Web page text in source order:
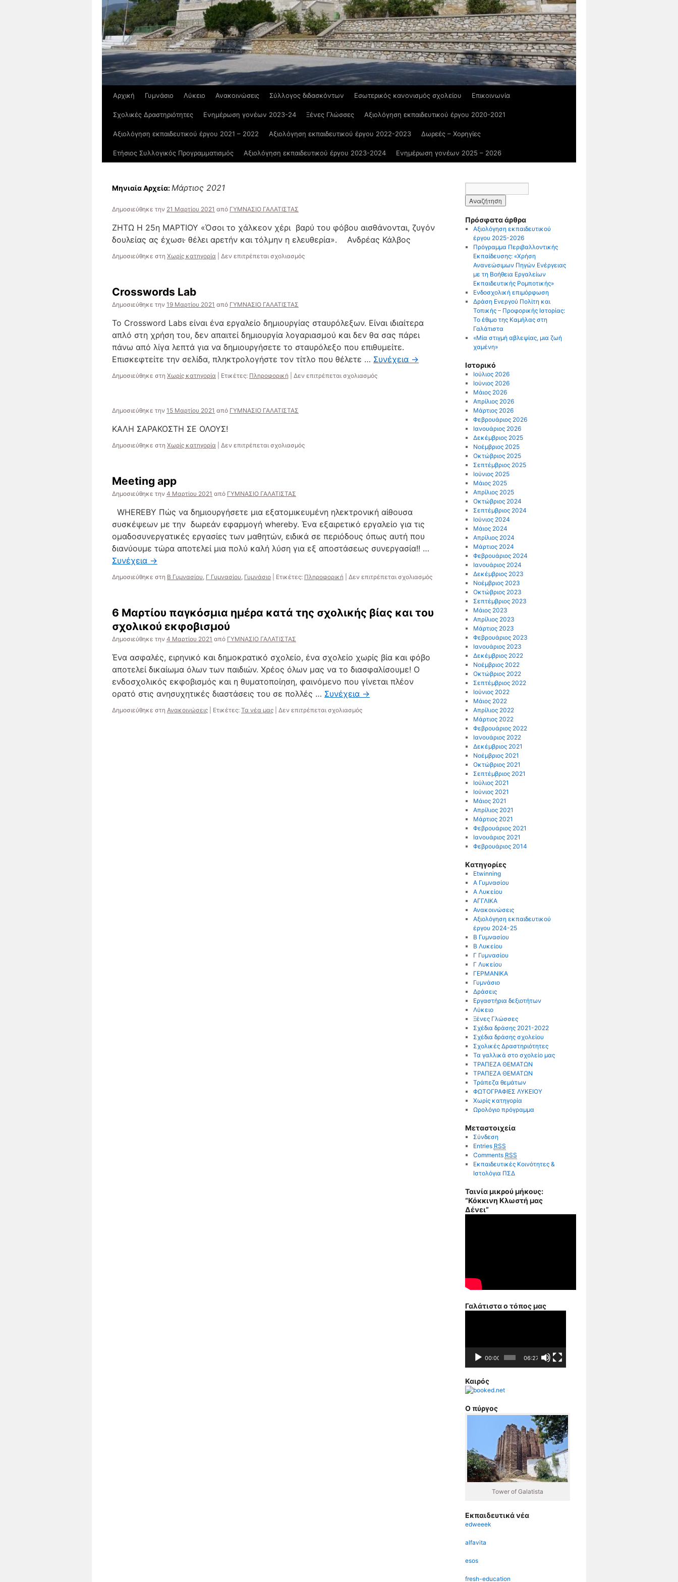
Αρχική Γυμνάσιο Λύκειο Ανακοινώσεις Σύλλογος διδασκόντων Εσωτερικός κανονισμός σχολείου Επικοινωνία
Σχολικές Δραστηριότητες Ενημέρωση γονέων 2023-24 Ξένες Γλώσσες Αξιολόγηση εκπαιδευτικού έργου 2020-2021
Αξιολόγηση εκπαιδευτικού έργου 2021 – 2022 Αξιολόγηση εκπαιδευτικού έργου 2022-2023 Δωρεές – Χορηγίες
Ετήσιος Συλλογικός Προγραμματισμός Αξιολόγηση εκπαιδευτικού έργου 2023-2024 Ενημέρωση γονέων 2025 – 2026
Μηνιαία Αρχεία:Μάρτιος 2021
Δημοσιεύθηκε την 21 Μαρτίου 2021 από ΓΥΜΝΑΣΙΟ ΓΑΛΑΤΙΣΤΑΣ
ΖΗΤΩ Η 25η ΜΑΡΤΙΟΥ «Όσοι το χάλκεον χέρι βαρύ του φόβου αισθάνονται, ζυγόν
δουλείας ας έχωσι· θέλει αρετήν και τόλμην η ελευθερία». Ανδρέας Κάλβος
Δημοσιεύθηκε στη Χωρίς κατηγορία Δεν επιτρέπεται σχολιασμόςστο
Crosswords Lab
Δημοσιεύθηκε την 19 Μαρτίου 2021 από ΓΥΜΝΑΣΙΟ ΓΑΛΑΤΙΣΤΑΣ
Το Crossword Labs είναι ένα εργαλείο δημιουργίας σταυρόλεξων. Είναι ιδιαίτερα
απλό στη χρήση του, δεν απαιτεί δημιουργία λογαριασμού και δεν θα σας πάρει
πάνω από λίγα λεπτά για να δημιουργήσετε το σταυρόλεξο που επιθυμείτε.
Επισκεφτείτε την σελίδα, πληκτρολογήστε τον τίτλο που θέλετε … Συνέχεια →
Δημοσιεύθηκε στη Χωρίς κατηγορία Ετικέτες: Πληροφορική Δεν επιτρέπεται σχολιασμόςστο
Δημοσιεύθηκε την 15 Μαρτίου 2021 από ΓΥΜΝΑΣΙΟ ΓΑΛΑΤΙΣΤΑΣ
ΚΑΛΗ ΣΑΡΑΚΟΣΤΗ ΣΕ ΟΛΟΥΣ!
Δημοσιεύθηκε στη Χωρίς κατηγορία Δεν επιτρέπεται σχολιασμόςστο
Meeting app
Δημοσιεύθηκε την 4 Μαρτίου 2021 από ΓΥΜΝΑΣΙΟ ΓΑΛΑΤΙΣΤΑΣ
WHEREBY Πώς να δημιουργήσετε μια εξατομικευμένη ηλεκτρονική αίθουσα
συσκέψεων με την δωρεάν εφαρμογή whereby. Ένα εξαιρετικό εργαλείο για τις
ομαδοσυνεργατικές εργασίες των μαθητών, ειδικά σε περιόδους όπως αυτή που
διανύουμε τώρα αποτελεί μια πολύ καλή λύση για εξ αποστάσεως συνεργασία!! …
Συνέχεια →
Δημοσιεύθηκε στη Β Γυμνασίου, Γ Γυμνασίου, Γυμνάσιο Ετικέτες: Πληροφορική Δεν επιτρέπεται σχολιασμόςστο
6 Μαρτίου παγκόσμια ημέρα κατά της σχολικής βίας και του
σχολικού εκφοβισμού
Δημοσιεύθηκε την 4 Μαρτίου 2021 από ΓΥΜΝΑΣΙΟ ΓΑΛΑΤΙΣΤΑΣ
Ένα ασφαλές, ειρηνικό και δημοκρατικό σχολείο, ένα σχολείο χωρίς βία και φόβο
αποτελεί δικαίωμα όλων των παιδιών. Χρέος όλων μας να το διασφαλίσουμε! Ο
ενδοσχολικός εκφοβισμός και η θυματοποίηση, φαινόμενο που γίνεται πλέον
ορατό στις ανησυχητικές διαστάσεις του σε πολλές … Συνέχεια →
Δημοσιεύθηκε στη Ανακοινώσεις Ετικέτες: Τα νέα μας Δεν επιτρέπεται σχολιασμόςστο
Πρόσφατα άρθρα
Αξιολόγηση εκπαιδευτικού
έργου 2025-2026
Πρόγραμμα Περιβαλλοντικής
Εκπαίδευσης: «Χρήση
Ανανεώσιμων Πηγών Ενέργειας
με τη Βοήθεια Εργαλείων
Εκπαιδευτικής Ρομποτικής»
Ενδοσχολική επιμόρφωση
Δράση Ενεργού Πολίτη και
Τοπικής – Προφορικής Ιστορίας:
Το έθιμο της Καμήλας στη
Γαλάτιστα
«Μία στιγμή αβλεψίας, μια ζωή
χαμένη»
Ιστορικό
Ιούλιος 2026
Ιούνιος 2026
Μάιος 2026
Απρίλιος 2026
Μάρτιος 2026
Φεβρουάριος 2026
Ιανουάριος 2026
Δεκέμβριος 2025
Νοέμβριος 2025
Οκτώβριος 2025
Σεπτέμβριος 2025
Ιούνιος 2025
Μάιος 2025
Απρίλιος 2025
Οκτώβριος 2024
Σεπτέμβριος 2024
Ιούνιος 2024
Μάιος 2024
Απρίλιος 2024
Μάρτιος 2024
Φεβρουάριος 2024
Ιανουάριος 2024
Δεκέμβριος 2023
Νοέμβριος 2023
Οκτώβριος 2023
Σεπτέμβριος 2023
Μάιος 2023
Απρίλιος 2023
Μάρτιος 2023
Φεβρουάριος 2023
Ιανουάριος 2023
Δεκέμβριος 2022
Νοέμβριος 2022
Οκτώβριος 2022
Σεπτέμβριος 2022
Ιούνιος 2022
Μάιος 2022
Απρίλιος 2022
Μάρτιος 2022
Φεβρουάριος 2022
Ιανουάριος 2022
Δεκέμβριος 2021
Νοέμβριος 2021
Οκτώβριος 2021
Σεπτέμβριος 2021
Ιούλιος 2021
Ιούνιος 2021
Μάιος 2021
Απρίλιος 2021
Μάρτιος 2021
Φεβρουάριος 2021
Ιανουάριος 2021
Φεβρουάριος 2014
Kατηγορίες
Etwinning
Α Γυμνασίου
Α Λυκείου
ΑΓΓΛΙΚΑ
Ανακοινώσεις
Αξιολόγηση εκπαιδευτικού
έργου 2024-25
Β Γυμνασίου
Β Λυκείου
Γ Γυμνασίου
Γ Λυκείου
ΓΕΡΜΑΝΙΚΑ
Γυμνάσιο
Δράσεις
Εργαστήρια δεξιοτήτων
Λύκειο
Ξένες Γλώσσες
Σχέδια δράσης 2021-2022
Σχέδια δράσης σχολείου
Σχολικές Δραστηριότητες
Τα γαλλικά στο σχολείο μας
ΤΡΑΠΕΖΑ ΘΕΜΑΤΩΝ
ΤΡΑΠΕΖΑ ΘΕΜΑΤΩΝ
Τράπεζα θεμάτων
ΦΩΤΟΓΡΑΦΙΕΣ ΛΥΚΕΙΟΥ
Χωρίς κατηγορία
Ωρολόγιο πρόγραμμα
Μεταστοιχεία
Σύνδεση
Entries RSS
Comments RSS
Εκπαιδευτικές Κοινότητες &
Ιστολόγια ΠΣΔ
Ταινία μικρού μήκους:
“Κόκκινη Κλωστή μας
Δένει”
Γαλάτιστα ο τόπος μας
00:00 06:27
Καιρός
Ο πύργος
Tower of Galatista
Εκπαιδευτικά νέα
edweeek
alfavita
esos
fresh-education